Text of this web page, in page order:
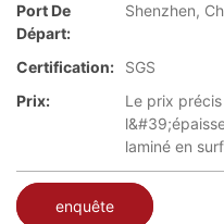
Port De
Départ:
Shenzhen,
Certification:
SGS
Prix:
Le prix
laminé en
enquête